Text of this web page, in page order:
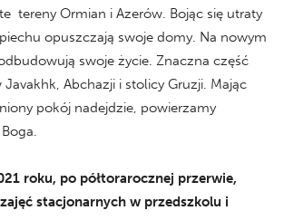
tereny Ormian i Azerów. Bojąc się utraty
opuszczają swoje domy. Na nowym
swoje życie. Znaczna część
Abchazji i stolicy Gruzji. Mając
pokój nadejdzie, powierzamy
roku, po półtorarocznej przerwie,
stacjonarnych w przedszkolu i